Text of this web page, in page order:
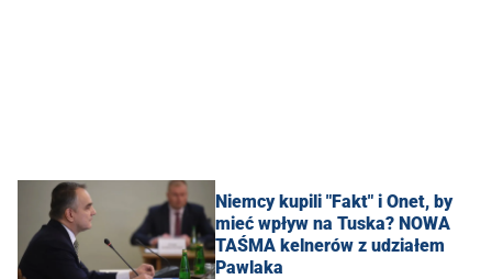
Niemcy kupili "Fakt" i Onet, by
mieć wpływ na Tuska? NOWA
TAŚMA kelnerów z udziałem
Pawlaka